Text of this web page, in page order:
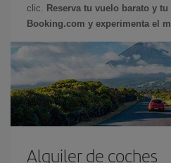
clic.
Reserva tu vuelo barato y
Booking.com y experimenta el
Alquiler de coches